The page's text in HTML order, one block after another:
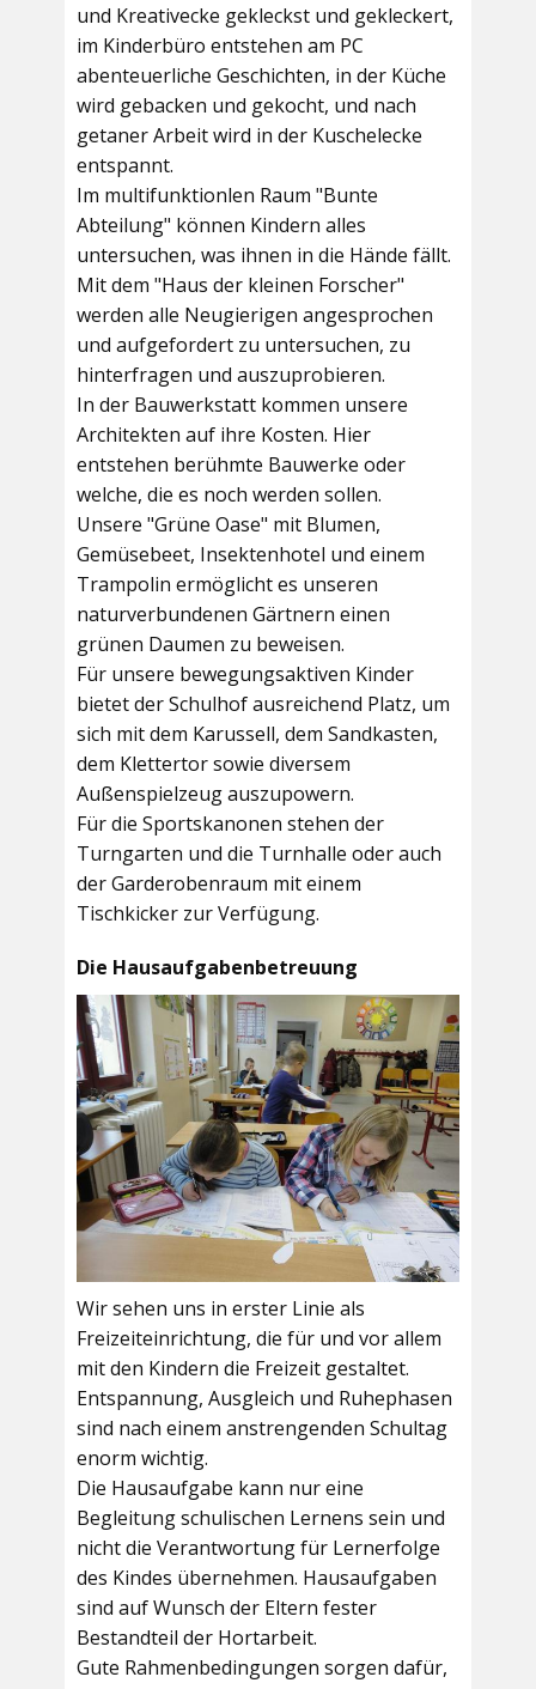
und Kreativecke gekleckst und gekleckert,
im Kinderbüro entstehen am PC
abenteuerliche Geschichten, in der Küche
wird gebacken und gekocht, und nach
getaner Arbeit wird in der Kuschelecke
entspannt.
Im multifunktionlen Raum "Bunte
Abteilung" können Kindern alles
untersuchen, was ihnen in die Hände fällt.
Mit dem "Haus der kleinen Forscher"
werden alle Neugierigen angesprochen
und aufgefordert zu untersuchen, zu
hinterfragen und auszuprobieren.
In der Bauwerkstatt kommen unsere
Architekten auf ihre Kosten. Hier
entstehen berühmte Bauwerke oder
welche, die es noch werden sollen.
Unsere "Grüne Oase" mit Blumen,
Gemüsebeet, Insektenhotel und einem
Trampolin ermöglicht es unseren
naturverbundenen Gärtnern einen
grünen Daumen zu beweisen.
Für unsere bewegungsaktiven Kinder
bietet derSchulhofausreichend Platz, um
sich mit dem Karussell, dem Sandkasten,
dem Klettertor sowie diversem
Außenspielzeug auszupowern.
Für die Sportskanonen stehen der
Turngarten und die Turnhalle oder auch
derGarderobenraum mit einem
Tischkicker zur Verfügung.
Die Hausaufgabenbetreuung
Wir sehen uns in erster Linie als
Freizeiteinrichtung, die für und vor allem
mit den Kindern die Freizeit gestaltet.
Entspannung, Ausgleich und Ruhephasen
sind nach einem anstrengenden Schultag
enorm wichtig.
Die Hausaufgabe kann nur eine
Begleitung schulischen Lernens sein und
nicht die Verantwortung für Lernerfolge
des Kindes übernehmen. Hausaufgaben
sind auf Wunsch der Eltern fester
Bestandteil der Hortarbeit.
Gute Rahmenbedingungen sorgen dafür,